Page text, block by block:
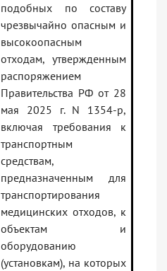
подобных по составу
чрезвычайно опасным и
высокоопасным
отходам, утвержденным
распоряжением
Правительства РФ от 28
мая 2025 г. N 1354-р,
включая требования к
транспортным
средствам,
предназначенным для
транспортирования
медицинских отходов, к
объектам и
оборудованию
(установкам), на которых